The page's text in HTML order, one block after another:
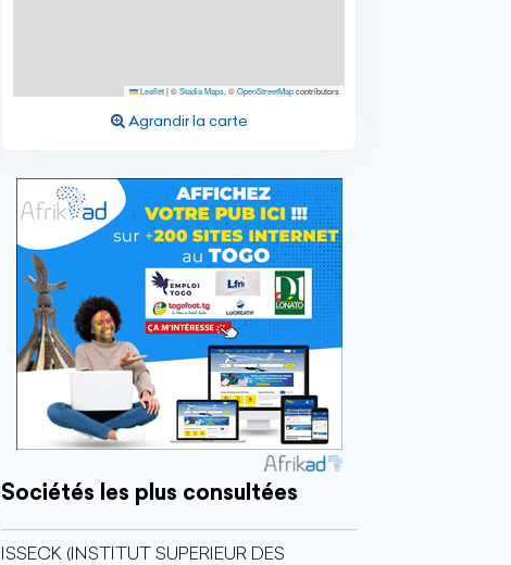
Leaflet|©Stadia Maps, ©OpenStreetMapcontributors
Agrandir la carte
Sociétés les plus consultées
ISSECK (INSTITUT SUPERIEUR DES